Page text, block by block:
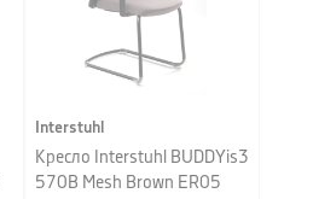
Interstuhl
Кресло Interstuhl BUDDYis3
570B Mesh Brown ER05